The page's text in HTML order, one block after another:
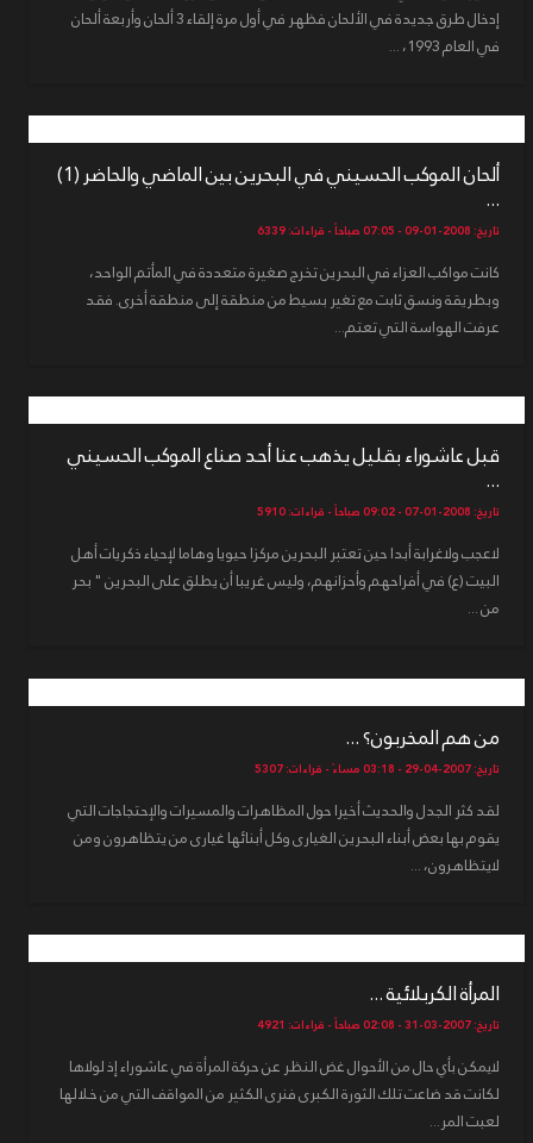
إدخال طرق جديدة في الألحان فظهر في أول مرة إلقاء 3 ألحان وأربعة ألحان
في العام 1993، ...
ألحان الموكب الحسيني في البحرين بين الماضي والحاضر (1)
...
تاريخ: 2008-01-09 - 07:05 صباحاً - قراءات: 6339
كانت مواكب العزاء في البحرين تخرج صغيرة متعددة في المأتم الواحد،
وبطريقة ونسق ثابت مع تغير بسيط من منطقة إلى منطقة أخرى. فقد
عرفت الهواسة التي تعتم...
قبل عاشوراء بقليل يذهب عنا أحد صناع الموكب الحسيني
...
تاريخ: 2008-01-07 - 09:02 صباحاً - قراءات: 5910
لاعجب ولاغرابة أبدا حين تعتبر البحرين مركزا حيويا وهاما لإحياء ذكريات أهل
البيت (ع) في أفراحهم وأحزانهم، وليس غريبا أن يطلق على البحرين " بحر
من ...
من هم المخربون؟ ...
تاريخ: 2007-04-29 - 03:18 مساءً - قراءات: 5307
لقد كثر الجدل والحديث أخيرا حول المظاهرات والمسيرات والإحتجاجات التي
يقوم بها بعض أبناء البحرين الغيارى وكل أبنائها غيارى من يتظاهرون ومن
لايتظاهرون، ...
المرأة الكربلائية ...
تاريخ: 2007-03-31 - 02:08 صباحاً - قراءات: 4921
لايمكن بأي حال من الأحوال غض النظر عن حركة المرأة في عاشوراء إذ لولاها
لكانت قد ضاعت تلك الثورة الكبرى فنرى الكثير من المواقف التي من خلالها
لعبت المر...